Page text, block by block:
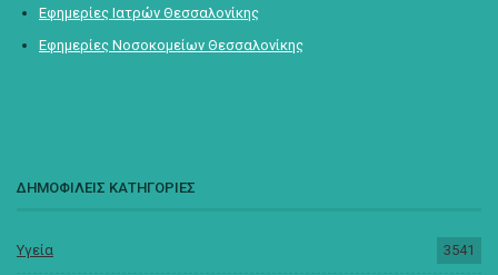
Εφημερίες Ιατρών Θεσσαλονίκης
Εφημερίες Νοσοκομείων Θεσσαλονίκης
ΔΗΜΟΦΙΛΕΙΣ ΚΑΤΗΓΟΡΙΕΣ
Υγεία 3541